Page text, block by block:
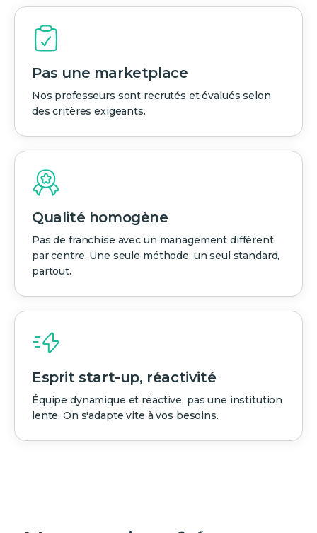
Pas une marketplace
Nos professeurs sont recrutés et évalués selon
des critères exigeants.
Qualité homogène
Pas de franchise avec un management différent
par centre. Une seule méthode, un seul standard,
partout.
Esprit start-up, réactivité
Équipe dynamique et réactive, pas une institution
lente. On s'adapte vite à vos besoins.